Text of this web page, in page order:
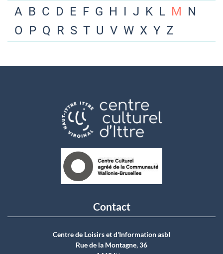
A B C D E F G H I J K L M N
O P Q R S T U V W X Y Z
Contact
Centre de Loisirs et d'Information asbI
Rue de la Montagne, 36